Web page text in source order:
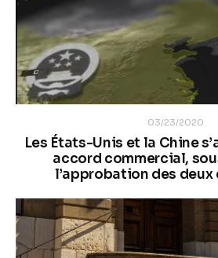
03/23/2020
Les États-Unis et la Chine
accord commercial,
l’approbation des deux